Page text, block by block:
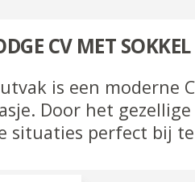
CV MET SOKKEL
is een moderne
Door het
situaties perfect bij